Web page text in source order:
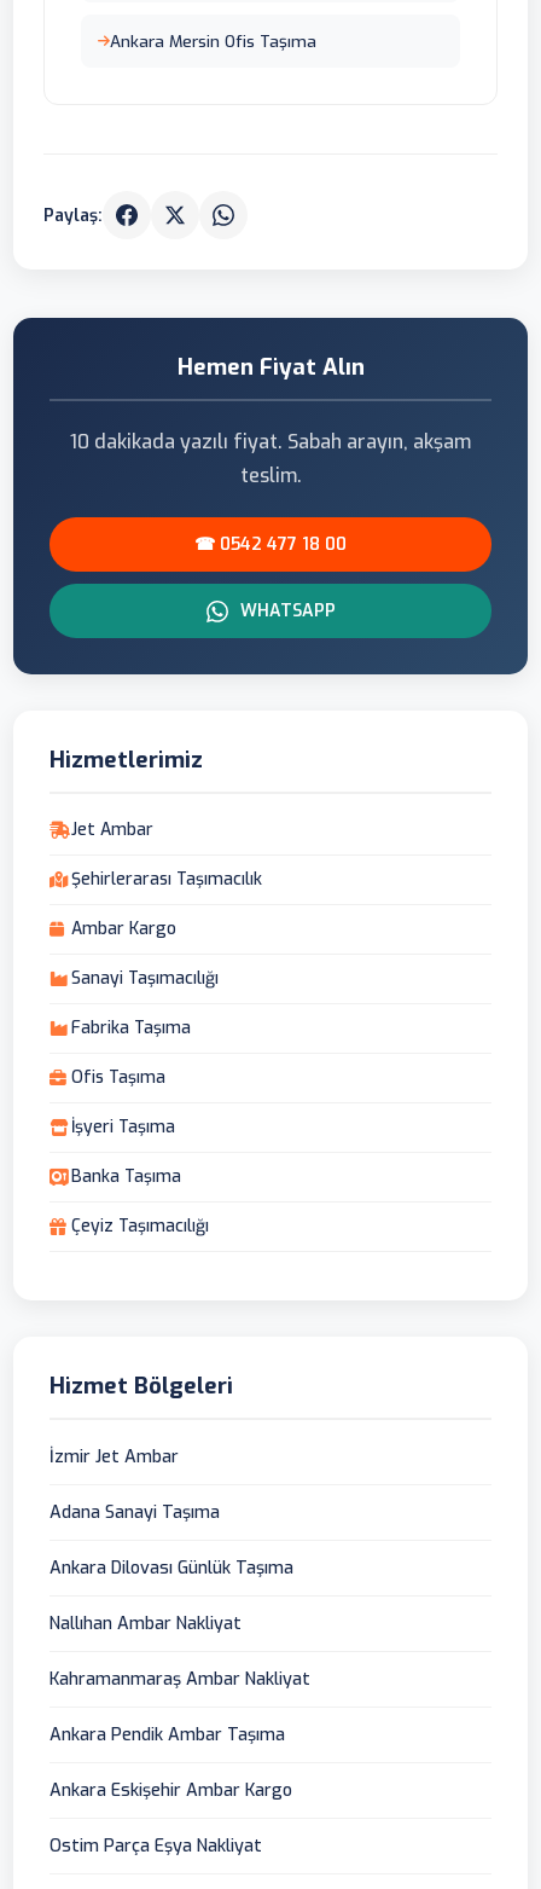
Ankara Mersin Ofis Taşıma
Paylaş:
Hemen Fiyat Alın
10 dakikada yazılı fiyat. Sabah arayın, akşam
teslim.
☎ 0542 477 18 00
WHATSAPP
Hizmetlerimiz
Jet Ambar
Şehirlerarası Taşımacılık
Ambar Kargo
Sanayi Taşımacılığı
Fabrika Taşıma
Ofis Taşıma
İşyeri Taşıma
Banka Taşıma
Çeyiz Taşımacılığı
Hizmet Bölgeleri
İzmir Jet Ambar
Adana Sanayi Taşıma
Ankara Dilovası Günlük Taşıma
Nallıhan Ambar Nakliyat
Kahramanmaraş Ambar Nakliyat
Ankara Pendik Ambar Taşıma
Ankara Eskişehir Ambar Kargo
Ostim Parça Eşya Nakliyat